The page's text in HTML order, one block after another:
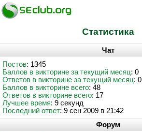
Статистика
Чат
Постов: 1345
Баллов в викторине за текущий месяц: 0
Ответов в викторине за текущий месяц: 0
Баллов в викторине всего: 48
Ответов в викторине всего: 17
Лучшее время: 9 секунд
Последний ответ: 9 сен 2009 в 21:42
Форум